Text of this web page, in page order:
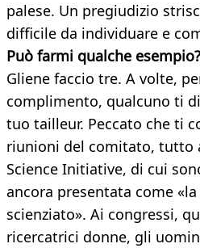
palese. Un pregiudizio
difficile da individuare e
Può farmi qualche esempio?
Gliene faccio tre. A volte,
complimento, qualcuno ti
tuo tailleur. Peccato che ti
riunioni del comitato, tutto
Science Initiative, di cui
ancora presentata come
scienziato». Ai congressi,
ricercatrici donne, gli